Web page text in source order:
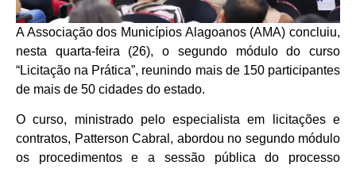
A Associação dos Municípios Alagoanos (AMA) concluiu,
nesta quarta-feira (26), o segundo módulo do curso
“Licitação na Prática”, reunindo mais de 150 participantes
de mais de 50 cidades do estado.
O curso, ministrado pelo especialista em licitações e
contratos, Patterson Cabral, abordou no segundo módulo
os procedimentos e a sessão pública do processo